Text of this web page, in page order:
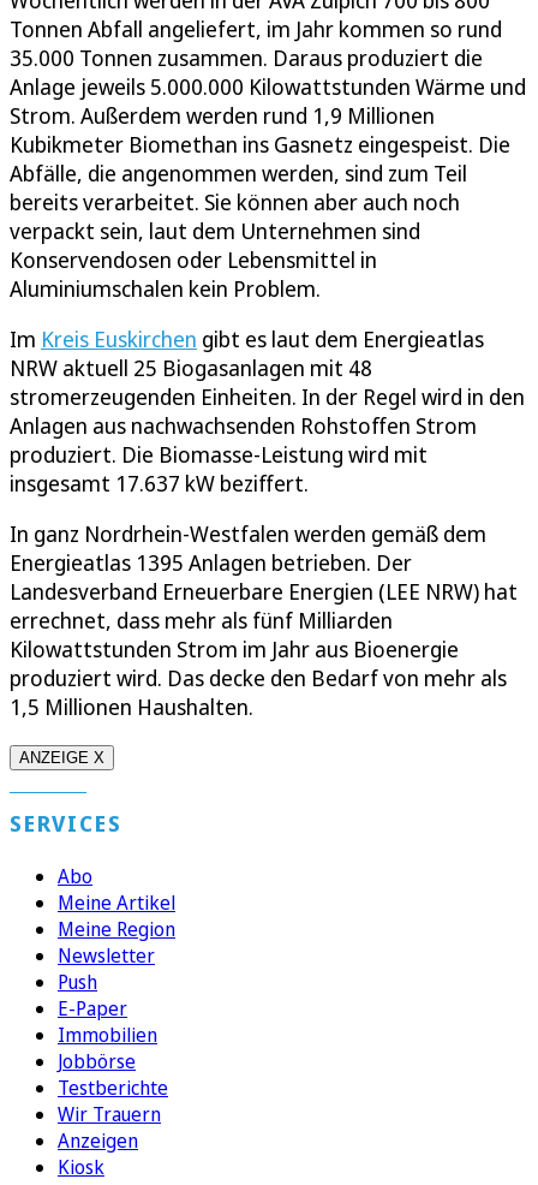
Tonnen Abfall angeliefert, im Jahr kommen so rund
35.000 Tonnen zusammen. Daraus produziert die
Anlage jeweils 5.000.000 Kilowattstunden Wärme und
Strom. Außerdem werden rund 1,9 Millionen
Kubikmeter Biomethan ins Gasnetz eingespeist. Die
Abfälle, die angenommen werden, sind zum Teil
bereits verarbeitet. Sie können aber auch noch
verpackt sein, laut dem Unternehmen sind
Konservendosen oder Lebensmittel in
Aluminiumschalen kein Problem.
Im Kreis Euskirchen gibt es laut dem Energieatlas
NRW aktuell 25 Biogasanlagen mit 48
stromerzeugenden Einheiten. In der Regel wird in den
Anlagen aus nachwachsenden Rohstoffen Strom
produziert. Die Biomasse-Leistung wird mit
insgesamt 17.637 kW beziffert.
In ganz Nordrhein-Westfalen werden gemäß dem
Energieatlas 1395 Anlagen betrieben. Der
Landesverband Erneuerbare Energien (LEE NRW) hat
errechnet, dass mehr als fünf Milliarden
Kilowattstunden Strom im Jahr aus Bioenergie
produziert wird. Das decke den Bedarf von mehr als
1,5 Millionen Haushalten.
ANZEIGE X
SERVICES
Abo
Meine Artikel
Meine Region
Newsletter
Push
E-Paper
Immobilien
Jobbörse
Testberichte
Wir Trauern
Anzeigen
Kiosk